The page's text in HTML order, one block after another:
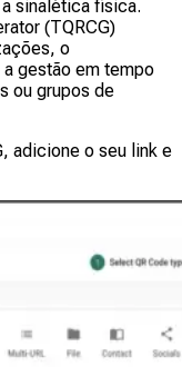
sinalética física.
(TQRCG)
o
gestão em tempo
ou grupos de
adicione o seu link e